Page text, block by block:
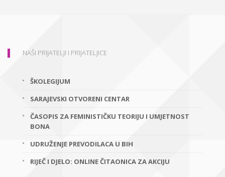
NAŠI PRIJATELJI I PRIJATELJICE
ŠKOLEGIJUM
SARAJEVSKI OTVORENI CENTAR
ČASOPIS ZA FEMINISTIČKU TEORIJU I UMJETNOST
BONA
UDRUŽENJE PREVODILACA U BIH
RIJEČ I DJELO: ONLINE ČITAONICA ZA AKCIJU